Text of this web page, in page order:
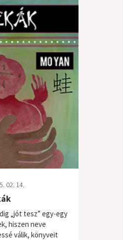
02. 14.
„jót tesz” egy-egy
hiszen neve
válik, könyveit